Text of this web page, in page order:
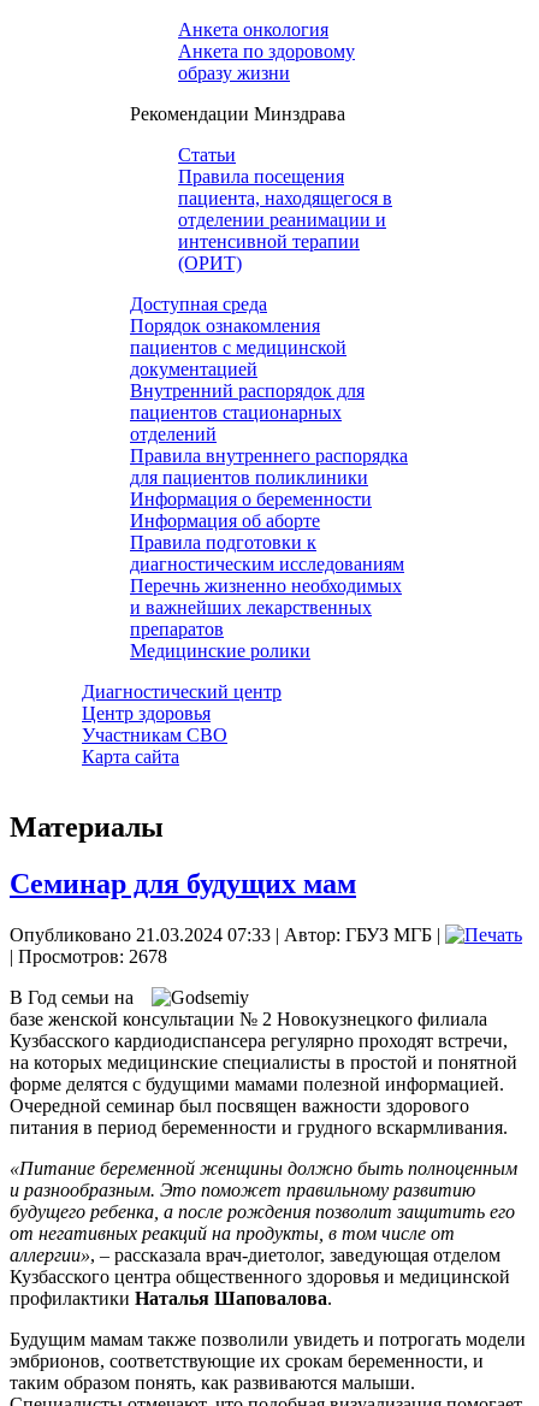
Анкета онкология
Анкета по здоровому
образу жизни
Рекомендации Минздрава
Статьи
Правила посещения
пациента, находящегося в
отделении реанимации и
интенсивной терапии
(ОРИТ)
Доступная среда
Порядок ознакомления
пациентов с медицинской
документацией
Внутренний распорядок для
пациентов стационарных
отделений
Правила внутреннего распорядка
для пациентов поликлиники
Информация о беременности
Информация об аборте
Правила подготовки к
диагностическим исследованиям
Перечнь жизненно необходимых
и важнейших лекарственных
препаратов
Медицинские ролики
Диагностический центр
Центр здоровья
Участникам СВО
Карта сайта
Материалы
Семинар для будущих мам
Опубликовано 21.03.2024 07:33 | Автор: ГБУЗ МГБ |
| Просмотров: 2678
В Год семьи на
базе женской консультации № 2 Новокузнецкого филиала
Кузбасского кардиодиспансера регулярно проходят встречи,
на которых медицинские специалисты в простой и понятной
форме делятся с будущими мамами полезной информацией.
Очередной семинар был посвящен важности здорового
питания в период беременности и грудного вскармливания.
«Питание беременной женщины должно быть полноценным
и разнообразным. Это поможет правильному развитию
будущего ребенка, а после рождения позволит защитить его
от негативных реакций на продукты, в том числе от
аллергии», – рассказала врач-диетолог, заведующая отделом
Кузбасского центра общественного здоровья и медицинской
профилактики Наталья Шаповалова.
Будущим мамам также позволили увидеть и потрогать модели
эмбрионов, соответствующие их срокам беременности, и
таким образом понять, как развиваются малыши.